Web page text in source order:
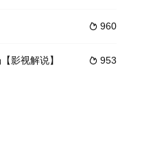
入了知名企业金鹏集
下趁夜越狱，并潜逃到同伙家里，取
动队。这支部队它的战场不在高山和
 960
 953
影视解说】